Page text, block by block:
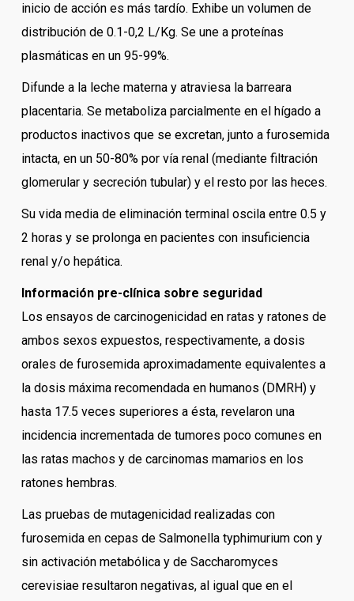
inicio de acción es más tardío. Exhibe un volumen de
distribución de 0.1-0,2 L/Kg. Se une a proteínas
plasmáticas en un 95-99%.
Difunde a la leche materna y atraviesa la barreara
placentaria. Se metaboliza parcialmente en el hígado a
productos inactivos que se excretan, junto a furosemida
intacta, en un 50-80% por vía renal (mediante filtración
glomerular y secreción tubular) y el resto por las heces.
Su vida media de eliminación terminal oscila entre 0.5 y
2 horas y se prolonga en pacientes con insuficiencia
renal y/o hepática.
Información pre-clínica sobre seguridad
Los ensayos de carcinogenicidad en ratas y ratones de
ambos sexos expuestos, respectivamente, a dosis
orales de furosemida aproximadamente equivalentes a
la dosis máxima recomendada en humanos (DMRH) y
hasta 17.5 veces superiores a ésta, revelaron una
incidencia incrementada de tumores poco comunes en
las ratas machos y de carcinomas mamarios en los
ratones hembras.
Las pruebas de mutagenicidad realizadas con
furosemida en cepas de Salmonella typhimurium con y
sin activación metabólica y de Saccharomyces
cerevisiae resultaron negativas, al igual que en el